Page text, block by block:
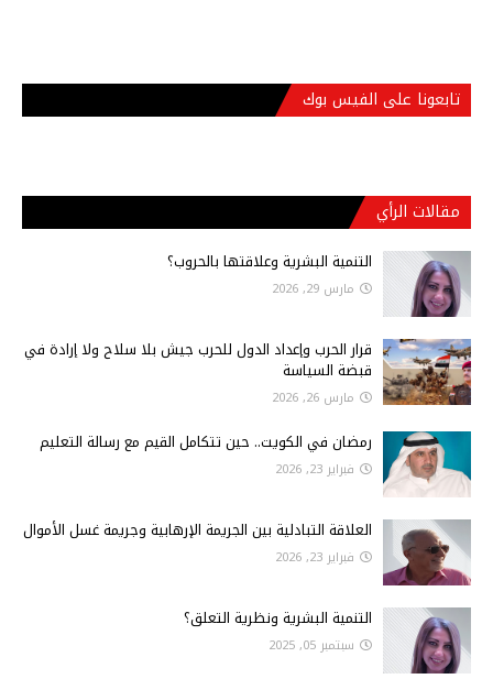
تابعونا على الفيس بوك
مقالات الرأي
التنمية البشرية وعلاقتها بالحروب؟
مارس 29, 2026
قرار الحرب وإعداد الدول للحرب جيش بلا سلاح ولا إرادة في
قبضة السياسة
مارس 26, 2026
رمضان في الكويت.. حين تتكامل القيم مع رسالة التعليم
فبراير 23, 2026
العلاقة التبادلية بين الجريمة الإرهابية وجريمة غسل الأموال
فبراير 23, 2026
التنمية البشرية ونظرية التعلق؟
سبتمبر 05, 2025